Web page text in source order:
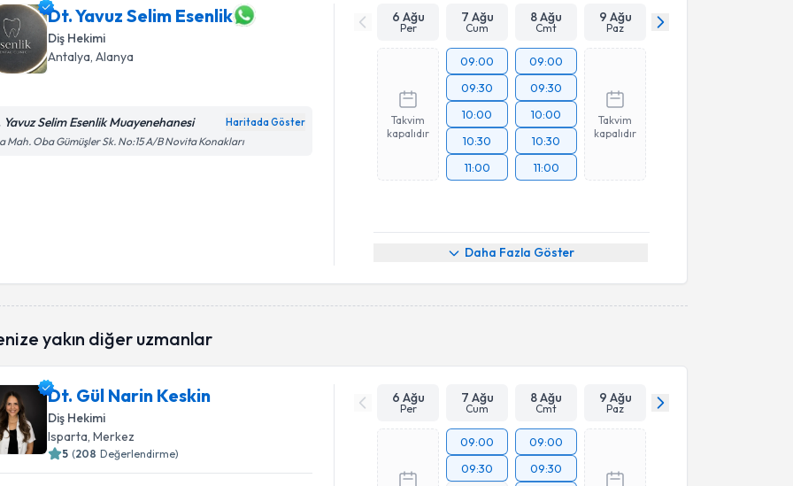
Dt. Yavuz Selim Esenlik
Diş Hekimi
Antalya, Alanya
Yavuz Selim Esenlik Muayenehanesi Haritada Göster
Mah. Oba Gümüşler Sk. No:15 A/B Novita Konakları
6 Ağu
Per
7 Ağu
Cum
8 Ağu
Cmt
9 Ağu
Paz
Takvim
kapalıdır
09:00
09:30
10:00
10:30
11:00
09:00
09:30
10:00
10:30
11:00
Takvim
kapalıdır
Daha Fazla Göster
yakın diğer uzmanlar
Dt. Gül Narin Keskin
Diş Hekimi
Isparta , Merkez
5 (208 Değerlendirme)
6 Ağu
Per
7 Ağu
Cum
8 Ağu
Cmt
9 Ağu
Paz
09:00
09:30
09:00
09:30